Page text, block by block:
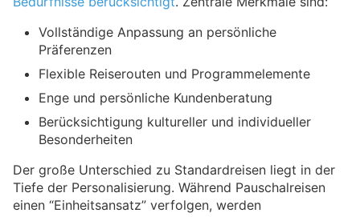
Vollständige Anpassung an persönliche
Präferenzen
Flexible Reiserouten und Programmelemente
Enge und persönliche Kundenberatung
Berücksichtigung kultureller und individueller
Besonderheiten
Der große Unterschied zu Standardreisen liegt in der
Tiefe der Personalisierung. Während Pauschalreisen
einen “Einheitsansatz” verfolgen, werden